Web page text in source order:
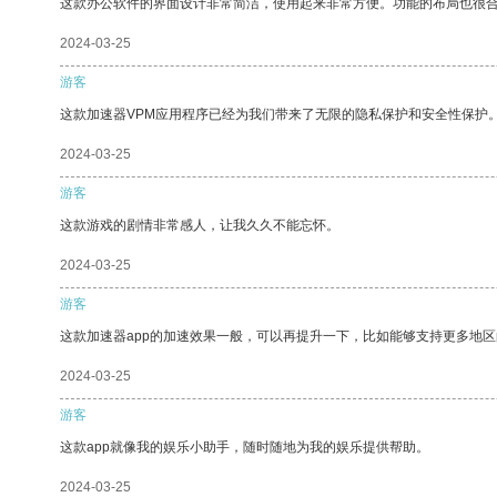
这款办公软件的界面设计非常简洁，使用起来非常方便。功能的布局也很
2024-03-25
游客
这款加速器VPM应用程序已经为我们带来了无限的隐私保护和安全性保护。
2024-03-25
游客
这款游戏的剧情非常感人，让我久久不能忘怀。
2024-03-25
游客
这款加速器app的加速效果一般，可以再提升一下，比如能够支持更多地区
2024-03-25
游客
这款app就像我的娱乐小助手，随时随地为我的娱乐提供帮助。
2024-03-25